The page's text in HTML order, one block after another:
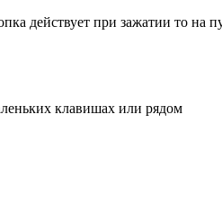
действует при зажатии то на
клавишах или рядом